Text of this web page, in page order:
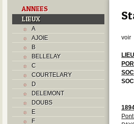
ANNEES
LIEUX
A
AJOIE
B
BELLELAY
C
COURTELARY
D
DELEMONT
DOUBS
E
F
voir